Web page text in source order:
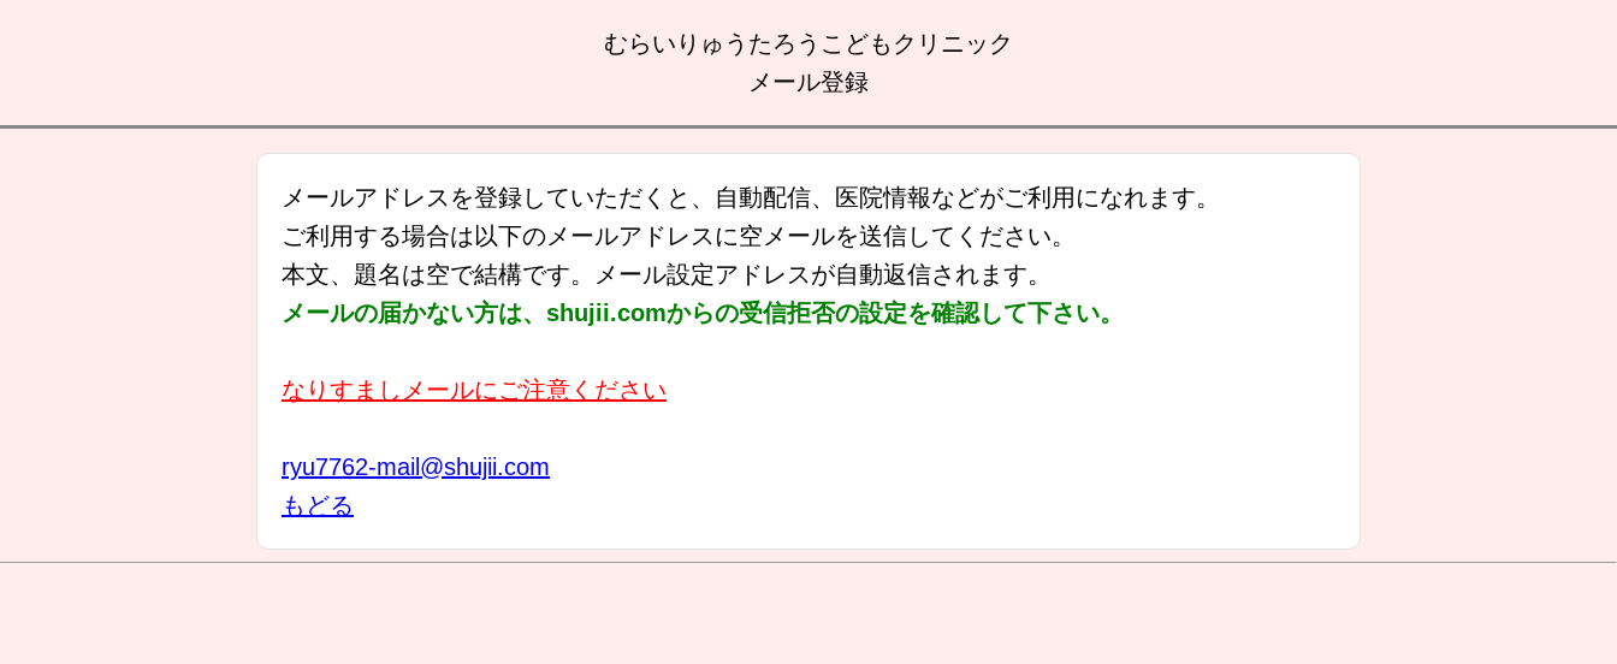
むらいりゅうたろうこどもクリニック
メール登録
メールアドレスを登録していただくと、自動配信、医院情報などがご利用になれます。
ご利用する場合は以下のメールアドレスに空メールを送信してください。
本文、題名は空で結構です。メール設定アドレスが自動返信されます。
メールの届かない方は、shujii.comからの受信拒否の設定を確認して下さい。
なりすましメールにご注意ください
ryu7762-mail@shujii.com
もどる